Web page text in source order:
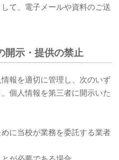
て、電子メールや資料のご送
開示・提供の禁止
報を適切に管理し、次のいず
個人情報を第三者に開示いた
に当校が業務を委託する業者